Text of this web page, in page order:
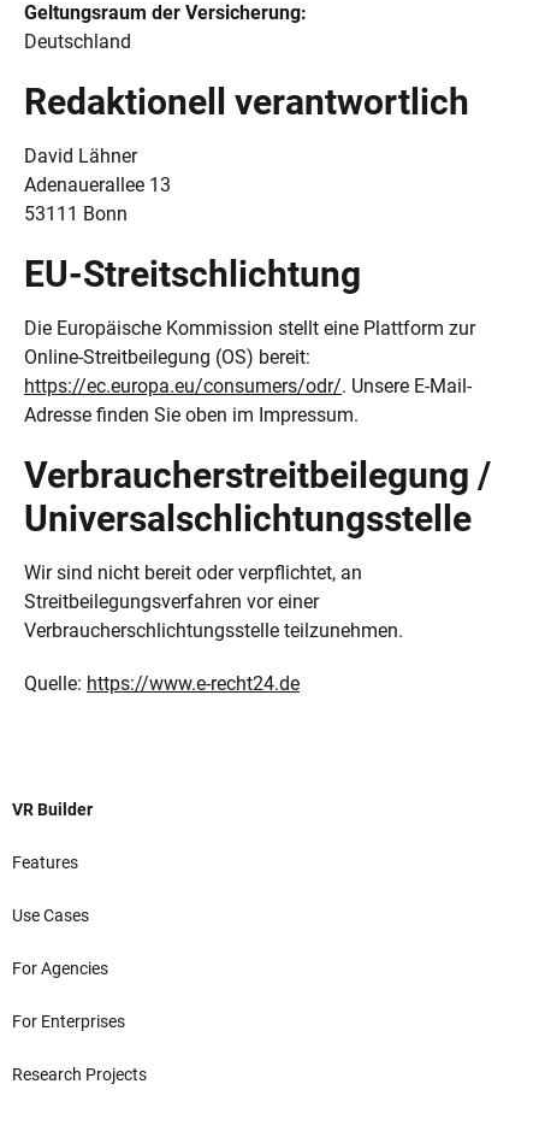
Geltungsraum der Versicherung:
Deutschland
Redaktionell verantwortlich
David Lähner
Adenauerallee 13
53111 Bonn
EU-Streitschlichtung
Die Europäische Kommission stellt eine Plattform zur
Online-Streitbeilegung (OS) bereit:
https://ec.europa.eu/consumers/odr/. Unsere E-Mail-
Adresse finden Sie oben im Impressum.
Verbraucherstreitbeilegung /
Universalschlichtungsstelle
Wir sind nicht bereit oder verpflichtet, an
Streitbeilegungsverfahren vor einer
Verbraucherschlichtungsstelle teilzunehmen.
Quelle: https://www.e-recht24.de
VR Builder
Features
Use Cases
For Agencies
For Enterprises
Research Projects